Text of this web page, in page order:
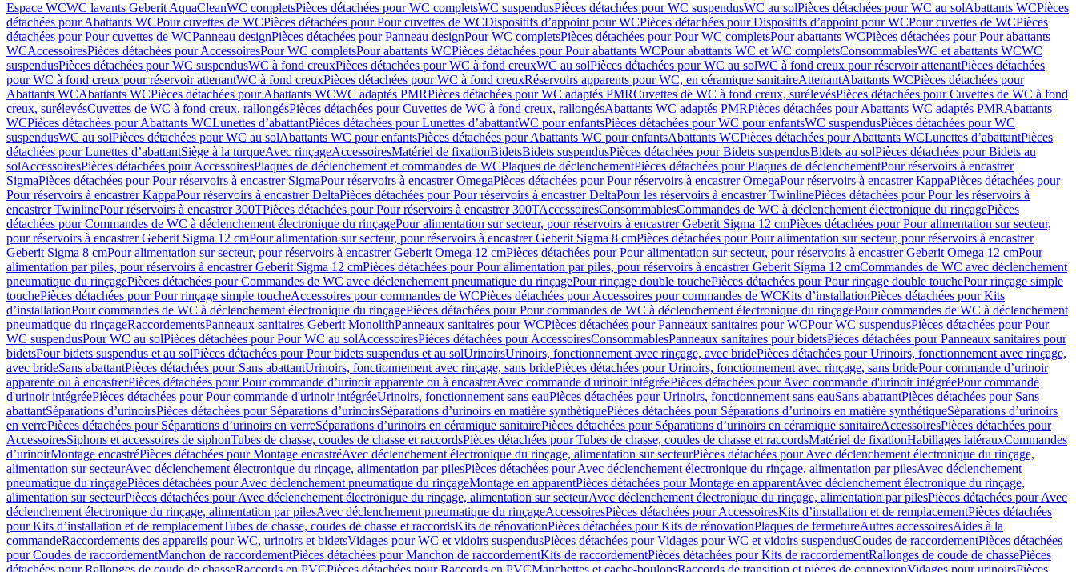
Espace WCWC lavants Geberit AquaCleanWC completsPièces détachées pour WC completsWC suspendusPièces détachées pour WC suspendusWC au solPièces détachées pour WC au solAbattants WCPièces
détachées pour Abattants WCPour cuvettes de WCPièces détachées pour Pour cuvettes de WCDispositifs d’appoint pour WCPièces détachées pour Dispositifs d’appoint pour WCPour cuvettes de WCPièces
détachées pour Pour cuvettes de WCPanneau designPièces détachées pour Panneau designPour WC completsPièces détachées pour Pour WC completsPour abattants WCPièces détachées pour Pour abattants
WCAccessoiresPièces détachées pour AccessoiresPour WC completsPour abattants WCPièces détachées pour Pour abattants WCPour abattants WC et WC completsConsommablesWC et abattants WCWC
suspendusPièces détachées pour WC suspendusWC à fond creuxPièces détachées pour WC à fond creuxWC au solPièces détachées pour WC au solWC à fond creux pour réservoir attenantPièces détachées
pour WC à fond creux pour réservoir attenantWC à fond creuxPièces détachées pour WC à fond creuxRéservoirs apparents pour WC, en céramique sanitaireAttenantAbattants WCPièces détachées pour
Abattants WCAbattants WCPièces détachées pour Abattants WCWC adaptés PMRPièces détachées pour WC adaptés PMRCuvettes de WC à fond creux, surélevésPièces détachées pour Cuvettes de WC à fond
creux, surélevésCuvettes de WC à fond creux, rallongésPièces détachées pour Cuvettes de WC à fond creux, rallongésAbattants WC adaptés PMRPièces détachées pour Abattants WC adaptés PMRAbattants
WCPièces détachées pour Abattants WCLunettes d’abattantPièces détachées pour Lunettes d’abattantWC pour enfantsPièces détachées pour WC pour enfantsWC suspendusPièces détachées pour WC
suspendusWC au solPièces détachées pour WC au solAbattants WC pour enfantsPièces détachées pour Abattants WC pour enfantsAbattants WCPièces détachées pour Abattants WCLunettes d’abattantPièces
détachées pour Lunettes d’abattantSiège à la turqueAvec rinçageAccessoiresMatériel de fixationBidetsBidets suspendusPièces détachées pour Bidets suspendusBidets au solPièces détachées pour Bidets au
solAccessoiresPièces détachées pour AccessoiresPlaques de déclenchement et commandes de WCPlaques de déclenchementPièces détachées pour Plaques de déclenchementPour réservoirs à encastrer
SigmaPièces détachées pour Pour réservoirs à encastrer SigmaPour réservoirs à encastrer OmegaPièces détachées pour Pour réservoirs à encastrer OmegaPour réservoirs à encastrer KappaPièces détachées pour
Pour réservoirs à encastrer KappaPour réservoirs à encastrer DeltaPièces détachées pour Pour réservoirs à encastrer DeltaPour les réservoirs à encastrer TwinlinePièces détachées pour Pour les réservoirs à
encastrer TwinlinePour réservoirs à encastrer 300TPièces détachées pour Pour réservoirs à encastrer 300TAccessoiresConsommablesCommandes de WC à déclenchement électronique du rinçagePièces
détachées pour Commandes de WC à déclenchement électronique du rinçagePour alimentation sur secteur, pour réservoirs à encastrer Geberit Sigma 12 cmPièces détachées pour Pour alimentation sur secteur,
pour réservoirs à encastrer Geberit Sigma 12 cmPour alimentation sur secteur, pour réservoirs à encastrer Geberit Sigma 8 cmPièces détachées pour Pour alimentation sur secteur, pour réservoirs à encastrer
Geberit Sigma 8 cmPour alimentation sur secteur, pour réservoirs à encastrer Geberit Omega 12 cmPièces détachées pour Pour alimentation sur secteur, pour réservoirs à encastrer Geberit Omega 12 cmPour
alimentation par piles, pour réservoirs à encastrer Geberit Sigma 12 cmPièces détachées pour Pour alimentation par piles, pour réservoirs à encastrer Geberit Sigma 12 cmCommandes de WC avec déclenchement
pneumatique du rinçagePièces détachées pour Commandes de WC avec déclenchement pneumatique du rinçagePour rinçage double touchePièces détachées pour Pour rinçage double touchePour rinçage simple
touchePièces détachées pour Pour rinçage simple toucheAccessoires pour commandes de WCPièces détachées pour Accessoires pour commandes de WCKits d’installationPièces détachées pour Kits
d’installationPour commandes de WC à déclenchement électronique du rinçagePièces détachées pour Pour commandes de WC à déclenchement électronique du rinçagePour commandes de WC à déclenchement
pneumatique du rinçageRaccordementsPanneaux sanitaires Geberit MonolithPanneaux sanitaires pour WCPièces détachées pour Panneaux sanitaires pour WCPour WC suspendusPièces détachées pour Pour
WC suspendusPour WC au solPièces détachées pour Pour WC au solAccessoiresPièces détachées pour AccessoiresConsommablesPanneaux sanitaires pour bidetsPièces détachées pour Panneaux sanitaires pour
bidetsPour bidets suspendus et au solPièces détachées pour Pour bidets suspendus et au solUrinoirsUrinoirs, fonctionnement avec rinçage, avec bridePièces détachées pour Urinoirs, fonctionnement avec rinçage,
avec brideSans abattantPièces détachées pour Sans abattantUrinoirs, fonctionnement avec rinçage, sans bridePièces détachées pour Urinoirs, fonctionnement avec rinçage, sans bridePour commande d’urinoir
apparente ou à encastrerPièces détachées pour Pour commande d’urinoir apparente ou à encastrerAvec commande d'urinoir intégréePièces détachées pour Avec commande d'urinoir intégréePour commande
d'urinoir intégréePièces détachées pour Pour commande d'urinoir intégréeUrinoirs, fonctionnement sans eauPièces détachées pour Urinoirs, fonctionnement sans eauSans abattantPièces détachées pour Sans
abattantSéparations d’urinoirsPièces détachées pour Séparations d’urinoirsSéparations d’urinoirs en matière synthétiquePièces détachées pour Séparations d’urinoirs en matière synthétiqueSéparations d’urinoirs
en verrePièces détachées pour Séparations d’urinoirs en verreSéparations d’urinoirs en céramique sanitairePièces détachées pour Séparations d’urinoirs en céramique sanitaireAccessoiresPièces détachées pour
AccessoiresSiphons et accessoires de siphonTubes de chasse, coudes de chasse et raccordsPièces détachées pour Tubes de chasse, coudes de chasse et raccordsMatériel de fixationHabillages latérauxCommandes
dʼurinoirMontage encastréPièces détachées pour Montage encastréAvec déclenchement électronique du rinçage, alimentation sur secteurPièces détachées pour Avec déclenchement électronique du rinçage,
alimentation sur secteurAvec déclenchement électronique du rinçage, alimentation par pilesPièces détachées pour Avec déclenchement électronique du rinçage, alimentation par pilesAvec déclenchement
pneumatique du rinçagePièces détachées pour Avec déclenchement pneumatique du rinçageMontage en apparentPièces détachées pour Montage en apparentAvec déclenchement électronique du rinçage,
alimentation sur secteurPièces détachées pour Avec déclenchement électronique du rinçage, alimentation sur secteurAvec déclenchement électronique du rinçage, alimentation par pilesPièces détachées pour Avec
déclenchement électronique du rinçage, alimentation par pilesAvec déclenchement pneumatique du rinçageAccessoiresPièces détachées pour AccessoiresKits d’installation et de remplacementPièces détachées
pour Kits d’installation et de remplacementTubes de chasse, coudes de chasse et raccordsKits de rénovationPièces détachées pour Kits de rénovationPlaques de fermetureAutres accessoiresAides à la
commandeRaccordements des appareils pour WC, urinoirs et bidetsVidages pour WC et vidoirs suspendusPièces détachées pour Vidages pour WC et vidoirs suspendusCoudes de raccordementPièces détachées
pour Coudes de raccordementManchon de raccordementPièces détachées pour Manchon de raccordementKits de raccordementPièces détachées pour Kits de raccordementRallonges de coude de chassePièces
détachées pour Rallonges de coude de chasseRaccords en PVCPièces détachées pour Raccords en PVCManchettes et cache-boulonsRaccords de transition et pièces de connexionVidages pour urinoirsPièces